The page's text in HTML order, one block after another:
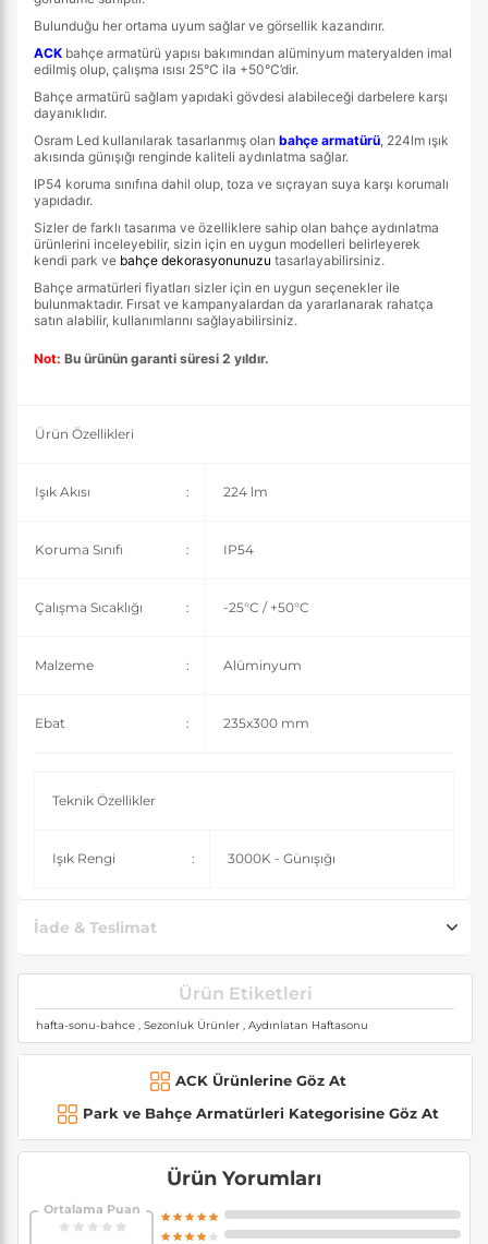
Bulunduğu her ortama uyum sağlar ve görsellik kazandırır.
ACK bahçe armatürü yapısı bakımından alüminyum materyalden imal
edilmiş olup, çalışma ısısı 25°C ila +50°C’dir.
Bahçe armatürü sağlam yapıdaki gövdesi alabileceği darbelere karşı
dayanıklıdır.
Osram Led kullanılarak tasarlanmış olan bahçe armatürü, 224lm ışık
akısında günışığı renginde kaliteli aydınlatma sağlar.
IP54 koruma sınıfına dahil olup, toza ve sıçrayan suya karşı korumalı
yapıdadır.
Sizler de farklı tasarıma ve özelliklere sahip olan bahçe aydınlatma
ürünlerini inceleyebilir, sizin için en uygun modelleri belirleyerek
kendi park ve bahçe dekorasyonunuzu tasarlayabilirsiniz.
Bahçe armatürleri fiyatları sizler için en uygun seçenekler ile
bulunmaktadır. Fırsat ve kampanyalardan da yararlanarak rahatça
satın alabilir, kullanımlarını sağlayabilirsiniz.
Not: Bu ürünün garanti süresi 2 yıldır.
Ürün Özellikleri
Işık Akısı : 224 lm
Koruma Sınıfı : IP54
Çalışma Sıcaklığı : -25°C / +50°C
Malzeme : Alüminyum
Ebat : 235x300 mm
Teknik Özellikler
Işık Rengi : 3000K - Günışığı
İade & Teslimat
Ürün Etiketleri
hafta-sonu-bahce , Sezonluk Ürünler , Aydınlatan Haftasonu
ACK Ürünlerine Göz At
Park ve Bahçe Armatürleri Kategorisine Göz At
Ürün Yorumları
Ortalama Puan